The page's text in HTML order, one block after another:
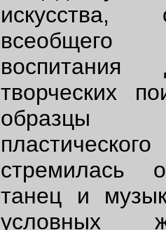
искусства,
всеобщего
творческих
образцы
стремилась
танец и
условных